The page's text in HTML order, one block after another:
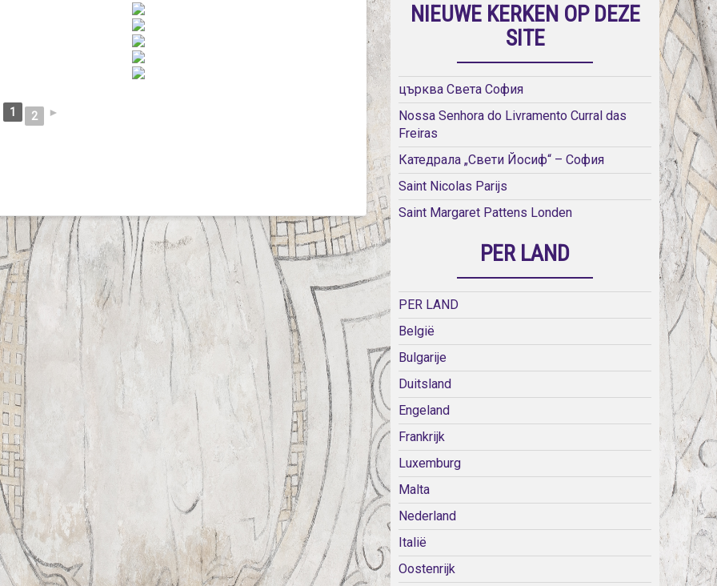
1 2 ►
NIEUWE KERKEN OP DEZE
SITE
църква Света София
Nossa Senhora do Livramento Curral das
Freiras
Катедрала „Свети Йосиф“ – София
Saint Nicolas Parijs
Saint Margaret Pattens Londen
PER LAND
PER LAND
België
Bulgarije
Duitsland
Engeland
Frankrijk
Luxemburg
Malta
Nederland
Italië
Oostenrijk